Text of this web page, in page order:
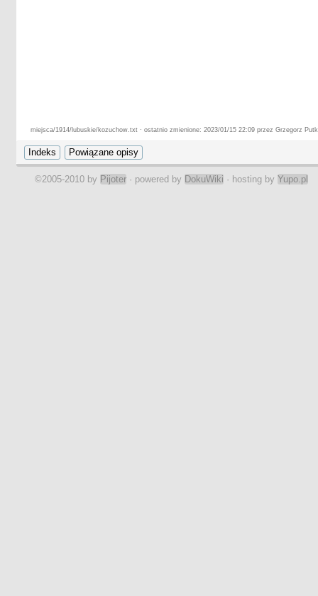
miejsca/1914/lubuskie/kozuchow.txt · ostatnio zmienione: 2023/01/15 22:09 przez Grzegorz
©2005-2010 by Pijoter · powered by DokuWiki · hosting by Yupo.pl